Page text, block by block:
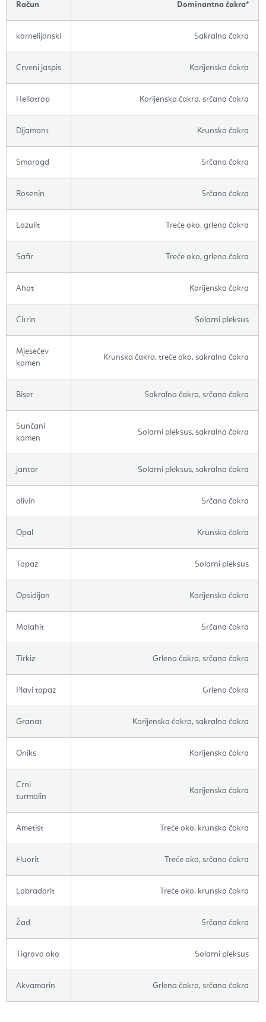
Račun Dominantna čakra*
kornelijanski Sakralna čakra
Crveni jaspis Korijenska čakra
Heliotrop Korijenska čakra, srčana čakra
Dijamant Krunska čakra
Smaragd Srčana čakra
Rosenín Srčana čakra
Lazulit Treće oko, grlena čakra
Safir Treće oko, grlena čakra
Ahat Korijenska čakra
Citrin Solarni pleksus
Mjesečev
kamen
Krunska čakra, treće oko, sakralna čakra
Biser Sakralna čakra, srčana čakra
Sunčani
kamen
Solarni pleksus, sakralna čakra
jantar Solarni pleksus, sakralna čakra
olivin Srčana čakra
Opal Krunska čakra
Topaz Solarni pleksus
Opsidijan Korijenska čakra
Malahit Srčana čakra
Tirkiz Grlena čakra, srčana čakra
Plavi topaz Grlena čakra
Granat Korijenska čakra, sakralna čakra
Oniks Korijenska čakra
Crni
turmalin
Korijenska čakra
Ametist Treće oko, krunska čakra
Fluorit Treće oko, srčana čakra
Labradorit Treće oko, krunska čakra
Žad Srčana čakra
Tigrovo oko Solarni pleksus
Akvamarin Grlena čakra, srčana čakra